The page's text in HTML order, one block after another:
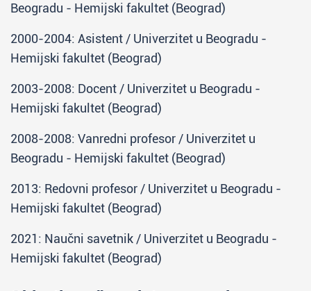
Beogradu - Hemijski fakultet (Beograd)
2000-2004: Asistent / Univerzitet u Beogradu -
Hemijski fakultet (Beograd)
2003-2008: Docent / Univerzitet u Beogradu -
Hemijski fakultet (Beograd)
2008-2008: Vanredni profesor / Univerzitet u
Beogradu - Hemijski fakultet (Beograd)
2013: Redovni profesor / Univerzitet u Beogradu -
Hemijski fakultet (Beograd)
2021: Naučni savetnik / Univerzitet u Beogradu -
Hemijski fakultet (Beograd)